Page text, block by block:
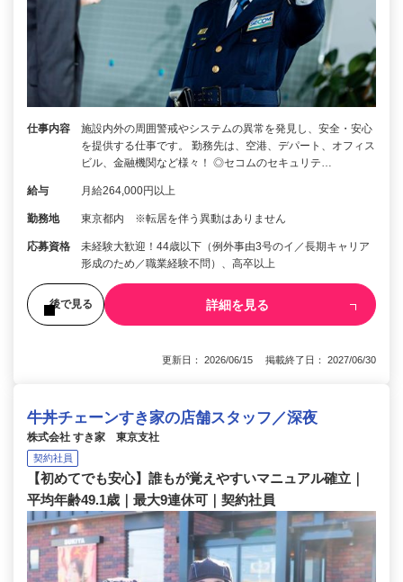
仕事内容
施設内外の周囲警戒やシステムの異常を発見し、安全・安心
を提供する仕事です。 勤務先は、空港、デパート、オフィス
ビル、金融機関など様々！ ◎セコムのセキュリテ…
給与 月給264,000円以上
勤務地 東京都内 ※転居を伴う異動はありません
応募資格
未経験大歓迎！44歳以下（例外事由3号のイ／長期キャリア
形成のため／職業経験不問）、高卒以上
後で見る 詳細を見る
更新日： 2026/06/15 掲載終了日： 2027/06/30
牛丼チェーンすき家の店舗スタッフ／深夜
株式会社 すき家 東京支社
契約社員
【初めてでも安心】誰もが覚えやすいマニュアル確立｜
平均年齢49.1歳｜最大9連休可｜契約社員